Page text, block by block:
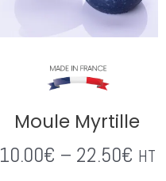
Moule Myrtille
10.00€ – 22.50€ HT